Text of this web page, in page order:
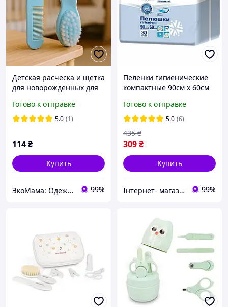
Детская расческа и щетка
для новорожденных для
вычесывания
себорейных корочек
Готово к отправке
5.0 (1)
114₴
Купить
ЭкоМама: Одежда для беременных, белье для кормящих, сумка в роддом, одежда для новорожденных 99%
Пеленки гигиенические
компактные 90см х 60см
Готово к отправке
5.0 (6)
309₴
435 ₴
Купить
Інтернет- магазин " Товари в Дім" 99%